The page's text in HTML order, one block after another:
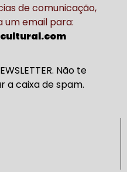
de comunicação,
um email para:
Não te
a caixa de spam.